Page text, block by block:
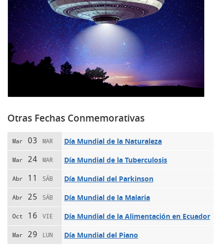
Otras Fechas Conmemorativas
Mar 03 MAR Día Mundial de la Naturaleza
Mar 24 MAR Día Mundial de la Tuberculosis
Abr 11 SÁB Día Mundial del Parkinson
Abr 25 SÁB Día Mundial de la Malaria
Oct 16 VIE Día Mundial de la Alimentación en Ecuador
Mar 29 LUN Día Mundial del Piano